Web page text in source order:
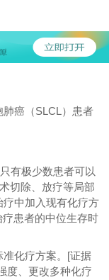
癌（SLCL）患者
有极少数患者可以
切除、放疗等局部
中加入现有化疗方
患者的中位生存时
化疗方案。[证据
度、更改多种化疗